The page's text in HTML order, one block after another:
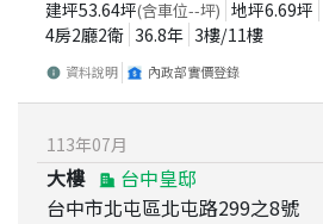
建坪53.64坪(含車位--坪) 地坪6.69坪
4房2廳2衛 36.8年 3樓/11樓
資料說明 內政部實價登錄
113年07月
大樓
台中皇邸
台中市北屯區北屯路299之8號